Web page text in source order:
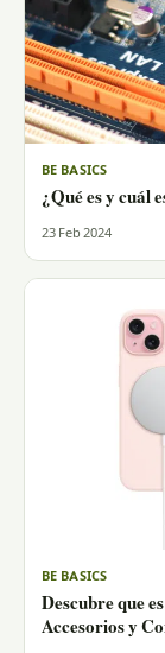
BE BASICS
¿Qué es y cuál
23 Feb 2024
BE BASICS
Descubre que
Accesorios y